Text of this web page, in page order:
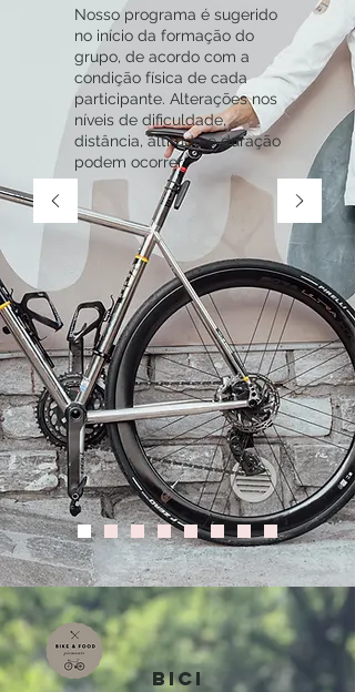
Nosso programa é sugerido
no início da formação do
grupo, de acordo com a
condição física de cada
participante. Alterações nos
níveis de dificuldade,
distância, altitude e duração
podem ocorrer..
bici